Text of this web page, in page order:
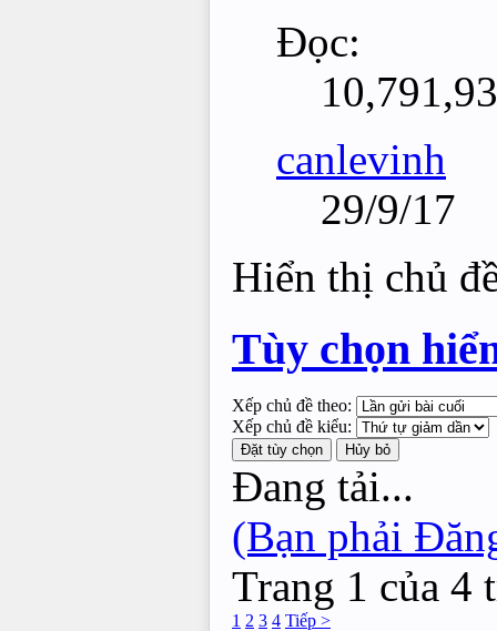
Đọc:
canlevinh
29/9/17
Hiển thị chủ
Tùy chọn
Xếp chủ đề theo:
Xếp chủ đề kiểu:
Đang tải...
(Bạn phải
Trang 1 của 4
1 2 3 4 Tiếp >